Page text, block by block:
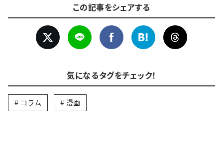
この記事をシェアする
気になるタグをチェック！
コラム 漫画